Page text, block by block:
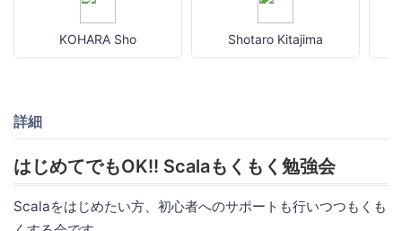
KOHARA Sho Shotaro Kitajima
詳細
はじめてでもOK!! Scalaもくもく勉強会
Scalaをはじめたい方、初心者へのサポートも行いつつもくも